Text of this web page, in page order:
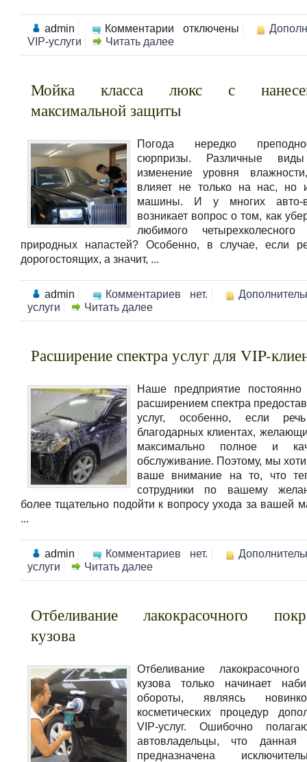
admin Комментарии
автомойка
отключены
VIP-услуги
Читать далее
Мойка класса люкс с
максимальной защиты
Погода нередко
сюрпризы. Различные
изменение уровня
влияет не только на нас,
машины. И у многих авто-
возникает вопрос о том, как
любимого
природных напастей? Особенно, в случае, если
дорогостоящих, а значит, ...
admin Комментариев нет.
услуги
Читать далее
Расширение спектра услуг для VIP-
Наше предприятие постоянно
расширением спектра
услуг, особенно, если
благодарных клиентах,
максимально полное и
обслуживание. Поэтому, мы
ваше внимание на то, что
сотрудники по вашему
более тщательно подойти к вопросу ухода за вашей
...
admin Комментариев нет.
услуги
Читать далее
Отбеливание лакокрасочного
кузова
Отбеливание
кузова только начинает
обороты, являясь
косметических процедур
VIP-услуг. Ошибочно
автовладельцы, что данная
предназначена